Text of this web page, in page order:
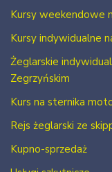
Kursy weekendowe
Kursy indywidualne
Żeglarskie
Zegrzyńskim
Kurs na sternika
Rejs żeglarski ze
Kupno-sprzedaż